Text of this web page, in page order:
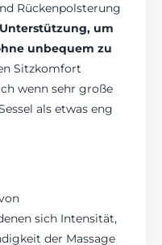
Rückenpolsterung
Unterstützung, um
unbequem zu
Sitzkomfort
wenn sehr große
als etwas eng
sich Intensität,
der Massage